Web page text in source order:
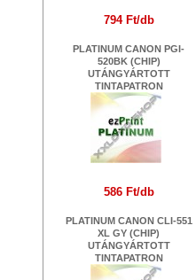
794 Ft/db
PLATINUM CANON PGI-
520BK (CHIP)
UTÁNGYÁRTOTT
TINTAPATRON
586 Ft/db
PLATINUM CANON CLI-551
XL GY (CHIP)
UTÁNGYÁRTOTT
TINTAPATRON